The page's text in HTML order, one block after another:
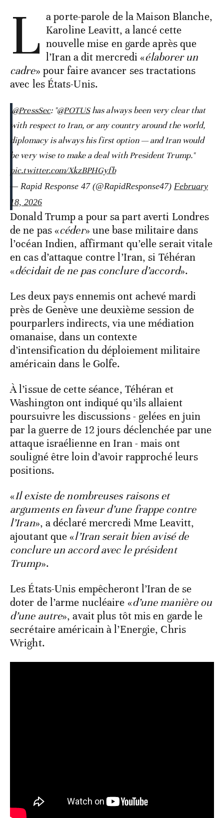
L a porte-parole de la Maison Blanche,
Karoline Leavitt, a lancé cette
nouvelle mise en garde après que
l’Iran a dit mercredi «élaborer un
cadre» pour faire avancer ses tractations
avec les États-Unis.
.@PressSec: "@POTUShas always been very clear that
with respect to Iran, or any country around the world,
diplomacy is always his first option — and Iran would
be very wise to make a deal with President Trump."
pic.twitter.com/XkzBPHGyfb
— Rapid Response 47 (@RapidResponse47) February
18, 2026
Donald Trump a pour sa part averti Londres
de ne pas «céder» une base militaire dans
l’océan Indien, affirmant qu’elle serait vitale
en cas d’attaque contre l’Iran, si Téhéran
«décidait de ne pas conclure d’accord».
Les deux pays ennemis ont achevé mardi
près de Genève une deuxième session de
pourparlers indirects, via une médiation
omanaise, dans un contexte
d’intensification du déploiement militaire
américain dans le Golfe.
À l’issue de cette séance, Téhéran et
Washington ont indiqué qu’ils allaient
poursuivre les discussions - gelées en juin
par la guerre de 12 jours déclenchée par une
attaque israélienne en Iran - mais ont
souligné être loin d’avoir rapproché leurs
positions.
«Il existe de nombreuses raisons et
arguments en faveur d’une frappe contre
l’Iran», a déclaré mercredi Mme Leavitt,
ajoutant que «l’Iran serait bien avisé de
conclure un accord avec le président
Trump».
Les États-Unis empêcheront l’Iran de se
doter de l’arme nucléaire «d’une manière ou
d’une autre», avait plus tôt mis en garde le
secrétaire américain à l’Energie, Chris
Wright.